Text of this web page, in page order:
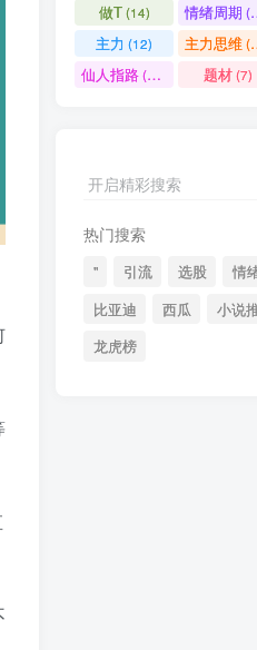
做T(14) 情绪周期 (14)
主力 (12) 主力思维(12)
仙人指路(10) 题材(7)
开启精彩搜索
热门搜索
" 引流 选股
情
比亚迪
西瓜 小说
龙虎榜
1 超级简单！同花顺K线界面显示
2 股票打板、上板、封板、翘板、炸板是什
短线交易必须要懂的术语有哪些？股票
6 全程图解超详细！何为打板